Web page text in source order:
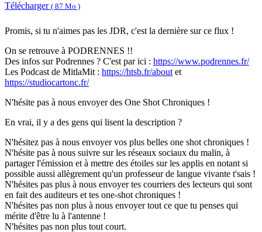
Télécharger ( 87 Mo )
Promis, si tu n'aimes pas les JDR, c'est la dernière sur ce flux !
On se retrouve à PODRENNES !!
Des infos sur Podrennes ? C'est par ici : https://www.podrennes.fr/
Les Podcast de MitlaMit : https://htsb.fr/about et
https://studiocartonc.fr/
N'hésite pas à nous envoyer des One Shot Chroniques !
En vrai, il y a des gens qui lisent la description ?
N'hésitez pas à nous envoyer vos plus belles one shot chroniques !
N'hésite pas à nous suivre sur les réseaux sociaux du malin, à
partager l'émission et à mettre des étoiles sur les applis en notant si
possible aussi allègrement qu'un professeur de langue vivante t'sais !
N'hésites pas plus à nous envoyer tes courriers des lecteurs qui sont
en fait des auditeurs et tes one-shot chroniques !
N'hésites pas non plus à nous envoyer tout ce que tu penses qui
mérite d'être lu à l'antenne !
N'hésites pas non plus tout court.